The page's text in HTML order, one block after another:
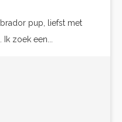
pup, liefst met
zoek een...